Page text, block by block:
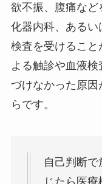
欲不振、腹痛な
化器内科、ある
検査を受けること
よる触診や血液
づけなかった原
らです。
自己判断
じたら医